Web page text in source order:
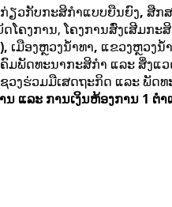
ຽວກັບກະສິກຳແບບຍືນຍົງ, ສືກ
ງການ, ໂຄງການສົ່ງເສີມກະ
), ເມືອງຫຼວງນໍ້າທາ, ແຂວງຫຼວງນໍ້
ມພັດທະນາກະສິກຳ ແລະ ສິ່ງແ
ວງຮ່ວມມືເສດຖະກິດ ແລະ ພັດທ
ແລະ ການເງິນຫ້ອງການ 1 ຕໍ